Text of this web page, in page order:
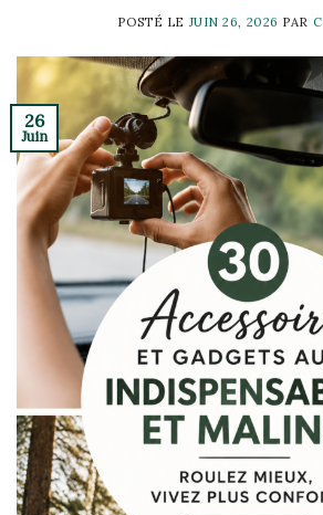
POSTÉ LE JUIN 26, 2026 PAR
26
Juin